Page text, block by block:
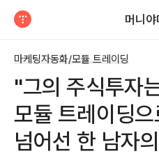
머니
마케팅자동화/모듈 트레이딩
"그의 주식투자
모듈 트레이딩
넘어선 한 남자